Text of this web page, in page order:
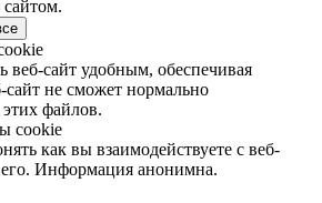
сайтом.
веб-сайт удобным, обеспечивая
не сможет нормально
файлов.
cookie
как вы взаимодействуете с веб-
Информация анонимна.